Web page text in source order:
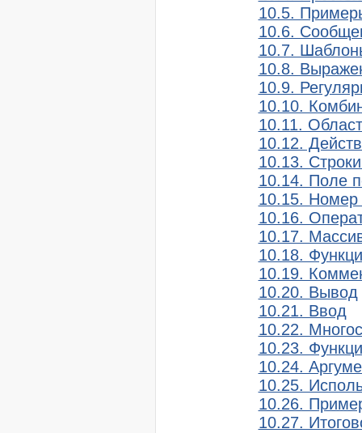
10.5.
10.6.
10.7.
10.8.
10.9.
10.10.
10.11.
10.12.
10.13.
10.14. Поле
10.15. Номер
10.16.
10.17.
10.18.
10.19.
10.20. Вывод
10.21. Ввод
10.22.
10.23.
10.24.
10.25.
10.26.
10.27.